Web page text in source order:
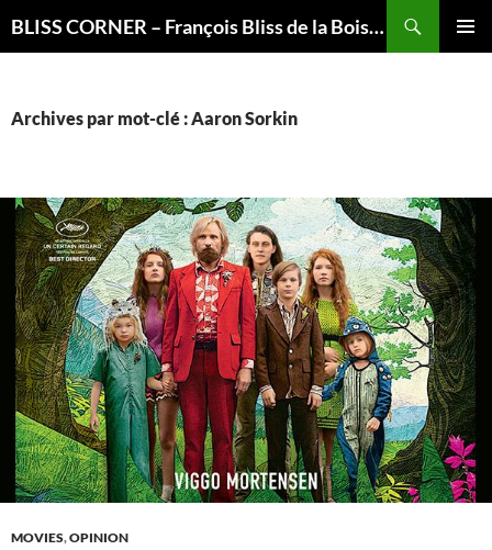
BLISS CORNER – François Bliss de la Boissière is here
Archives par mot-clé : Aaron Sorkin
MOVIES,OPINION